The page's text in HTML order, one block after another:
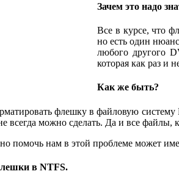
Зачем это надо
Все в курсе, что
но есть один
любого другого
которая как раз и
Как же быть?
флешку в файловую
всегда можно сделать. Да и все
помочь нам в этой проблеме может
в NTFS.